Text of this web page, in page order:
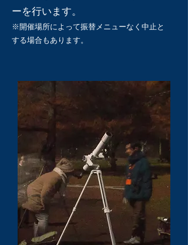
ーを行います。
※開催場所によって振替メニューなく中止と
する場合もあります。